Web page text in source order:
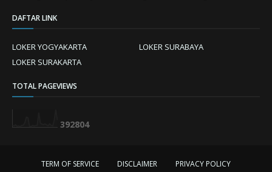
DAFTAR LINK
LOKER YOGYAKARTA
LOKER SURABAYA
LOKER SURAKARTA
TOTAL PAGEVIEWS
392804
TERM OF SERVICE DISCLAIMER PRIVACY POLICY